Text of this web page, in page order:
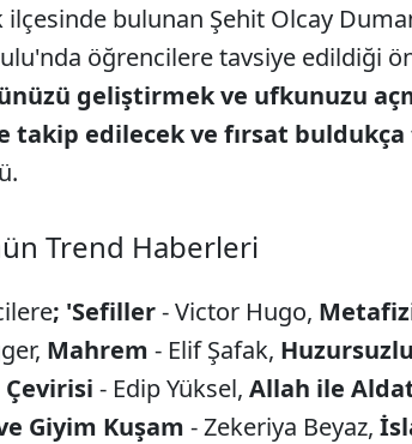
ilçesinde bulunan Şehit Olcay
öğrencilere tavsiye edildiği
geliştirmek ve ufkunuzu
takip edilecek ve fırsat
Trend Haberleri
; 'Sefiller- Victor Hugo,
Mahrem - Elif Şafak,
- Edip Yüksel, Allah ile
Giyim Kuşam - Zekeriya Beyaz,